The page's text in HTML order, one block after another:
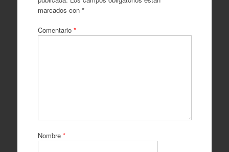
marcados con *
Comentario *
Nombre *